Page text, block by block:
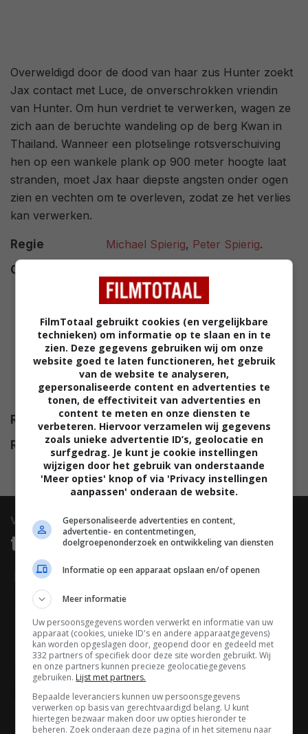
Overweldigd door de dood van haar zus Hunter zoekt
Jax contact met Luce, de onverschrokken vriendin
van Hunter. Om hun verdriet te verwerken, wagen ze
zich aan de beruchte wandeling op de berg Kwan in
Thailand. Wanneer een plotselinge rotsverschuiving
hen op een wankele plank op 900 meter hoogte laat
stranden, moet Jax haar diepste angsten onder ogen
zien en vechten om te overleven, zodat ze het verlies
kan verwerken.
Regie Michael Spierig, Peter Spierig.
Cast
Currey ,Adam Rose
Slater,Tom Brittney
Thomas,Jordan Coleman,Juju
Journey Brener ,Einar
Haraldsson,Alexandra Bartlett,
London Nuovo,Evie Mann
Andrey Kasushkin.
Release
02.09.2026
Release NL
17.09.2026
video
trailers & clips
01:20
TRAILER
FilmTotaal gebruikt cookies (en vergelijkbare
technieken) om informatie op te slaan en in te
zien. Deze gegevens gebruiken wij om onze
website goed te laten functioneren, het gebruik
van de website te analyseren,
gepersonaliseerde content en advertenties te
tonen, de effectiviteit van advertenties en
content te meten en onze diensten te
verbeteren. Hiervoor verzamelen wij gegevens
zoals unieke advertentie ID’s, geolocatie en
surfgedrag. Je kunt je cookie instellingen
wijzigen door het gebruik van onderstaande
'Meer opties' knop of via 'Privacy instellingen
aanpassen' onderaan de website.
Gepersonaliseerde advertenties en content,
advertentie- en contentmetingen,
doelgroepenonderzoek en ontwikkeling van diensten
Informatie op een apparaat opslaan en/of openen
Meer informatie
Uw persoonsgegevens worden verwerkt en informatie van uw
apparaat (cookies, unieke ID's en andere apparaatgegevens)
kan worden opgeslagen door, geopend door en gedeeld met
332 partners of specifiek door deze site worden gebruikt. Wij
en onze partners kunnen precieze geolocatiegegevens
gebruiken. Lijst met partners.
Bepaalde leveranciers kunnen uw persoonsgegevens
verwerken op basis van gerechtvaardigd belang. U kunt
hiertegen bezwaar maken door uw opties hieronder te
beheren. Zoek onderaan deze pagina of in het sitemenu naar